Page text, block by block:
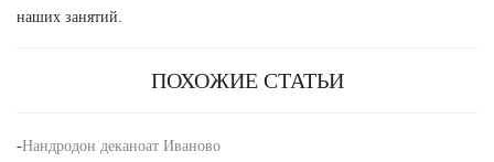
наших занятий.
ПОХОЖИЕ СТАТЬИ
-Нандродон деканоат Иваново